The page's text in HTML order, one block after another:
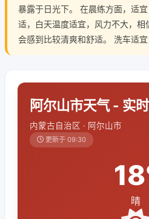
暴露于日光下。 在晨练方面，适
适，白天温度适宜，风力不大，
会感到比较清爽和舒适。 洗车适
阿尔山市天气 - 实
内蒙古自治区 · 阿尔山市
更新于 09:30
晴